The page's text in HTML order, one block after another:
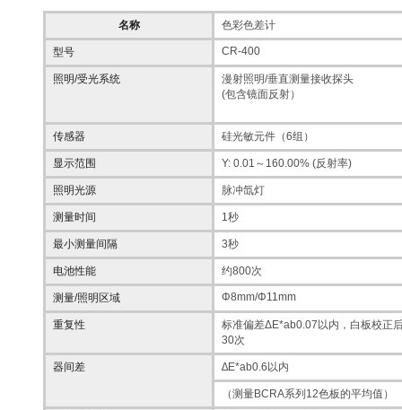
名称 色彩色差计
型号 CR-400
照明/受光系统
漫射照明/垂直测量接收探头
(包含镜面反射）
传感器 硅光敏元件（6组）
显示范围 Y: 0.01～160.00% (反射率)
照明光源 脉冲氙灯
测量时间 1秒
最小测量间隔 3秒
电池性能 约800次
测量/照明区域 Φ8mm/Φ11mm
重复性
标准偏差ΔE*ab0.07以内，白板校正
30次
器间差 ∆E*ab0.6以内
（测量BCRA系列12色板的平均值）